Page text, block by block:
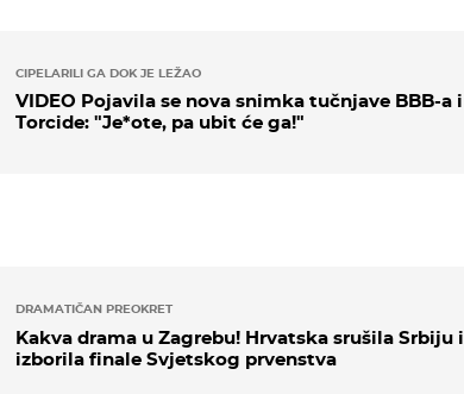
CIPELARILI GA DOK JE LEŽAO
VIDEO Pojavila se nova snimka tučnjave BBB-a i
Torcide: "Je*ote, pa ubit će ga!"
DRAMATIČAN PREOKRET
Kakva drama u Zagrebu! Hrvatska srušila Srbiju i
izborila finale Svjetskog prvenstva